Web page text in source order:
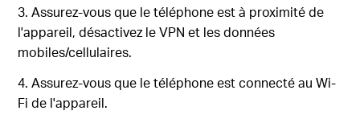
3. Assurez-vous que le téléphone est à proximité de
l'appareil, désactivez le VPN et les données
mobiles/cellulaires.
4. Assurez-vous que le téléphone est connecté au Wi-
Fi de l'appareil.